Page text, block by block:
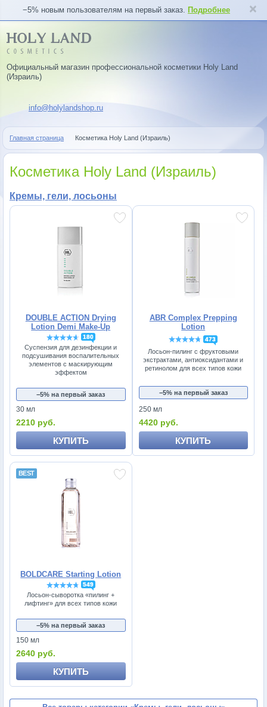
−5% новым пользователям на первый заказ. Подробнее
Официальный магазин профессиональной косметики Holy Land
(Израиль)
info@holylandshop.ru
Главная страница Косметика Holy Land (Израиль)
Косметика Holy Land (Израиль)
Кремы, гели, лосьоны
DOUBLE ACTION Drying
Lotion Demi Make-Up
180
Суспензия для дезинфекции и
подсушивания воспалительных
элементов с маскирующим
эффектом
−5% на первый заказ
30 мл
2210 руб.
КУПИТЬ
ABR Complex Prepping
Lotion
473
Лосьон-пилинг с фруктовыми
экстрактами, антиоксидантами и
ретинолом для всех типов кожи
−5% на первый заказ
250 мл
4420 руб.
КУПИТЬ
BOLDCARE Starting Lotion
549
Лосьон-сыворотка «пилинг +
лифтинг» для всех типов кожи
−5% на первый заказ
150 мл
2640 руб.
КУПИТЬ